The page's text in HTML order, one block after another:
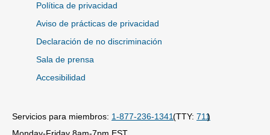
Política de privacidad
Aviso de prácticas de privacidad
Declaración de no discriminación
Sala de prensa
Accesibilidad
Servicios para miembros: 1-877-236-1341(TTY: 711)